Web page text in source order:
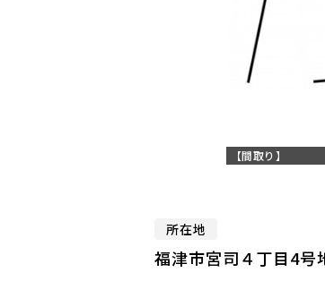
【間取り】
所在地
福津市宮司４丁目4号